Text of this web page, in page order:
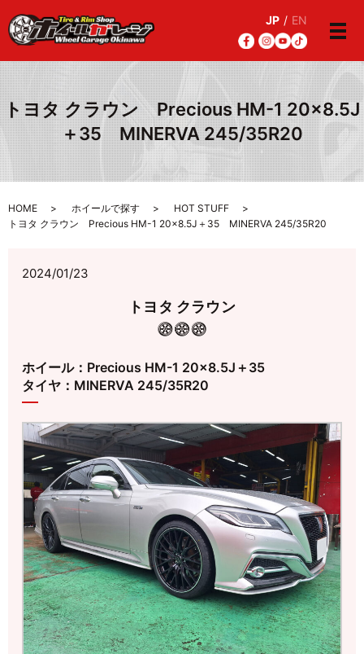
JP / EN
メ
トヨタ クラウン Precious HM-1 20×8.5J
＋35 MINERVA 245/35R20
HOME ホイールで探す
HOT STUFF
トヨタ クラウン Precious HM-1 20×8.5J＋35 MINERVA 245/35R20
2024/01/23
トヨタ クラウン
ホイール：Precious HM-1 20×8.5J＋35
タイヤ：MINERVA 245/35R20